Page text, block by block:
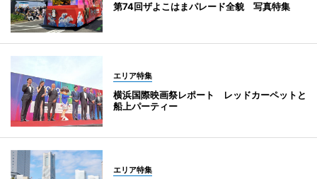
第74回ザよこはまパレード全貌 写真特集
エリア特集
横浜国際映画祭レポート レッドカーペットと
船上パーティー
エリア特集